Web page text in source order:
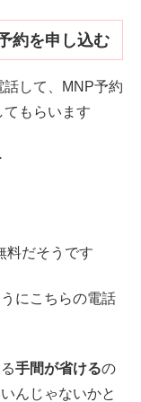
約を申し込む
して、MNP予約
てもらいます
料だそうです
にこちらの電話
手間が省けるの
んじゃないかと